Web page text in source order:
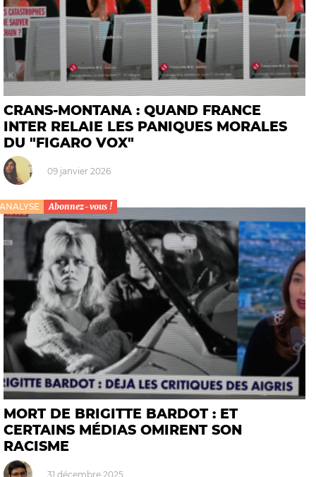
CRANS-MONTANA : QUAND FRANCE
INTER RELAIE LES PANIQUES MORALES
DU "FIGARO VOX"
09 janvier 2026
ANALYSE Abonnez-vous !
MORT DE BRIGITTE BARDOT : ET
CERTAINS MÉDIAS OMIRENT SON
RACISME
31 décembre 2025